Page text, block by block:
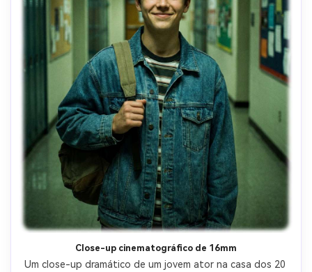
Close-up cinematográfico de 16mm
Um close-up dramático de um jovem ator na casa dos 20